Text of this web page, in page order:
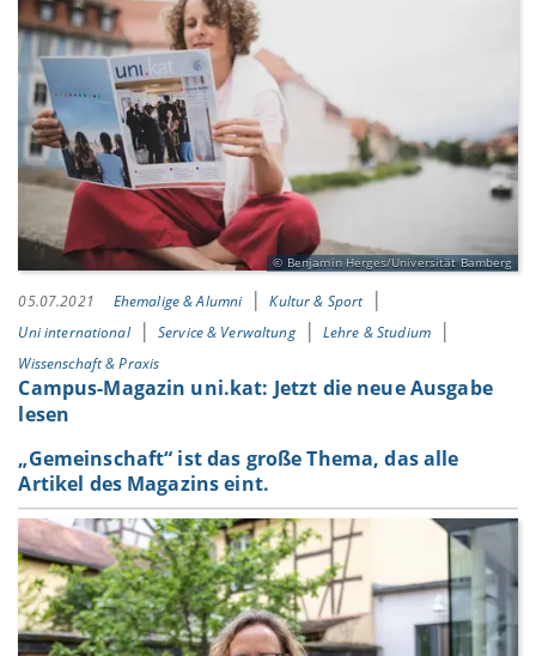
Benjamin Herges/Universität Bamberg
05.07.2021 Ehemalige & Alumni
Kultur & Sport
Uni international
Service & Verwaltung
Lehre & Studium
Wissenschaft & Praxis
Campus-Magazin uni.kat: Jetzt die neue Ausgabe
lesen
„Gemeinschaft“ ist das große Thema, das alle
Artikel des Magazins eint.